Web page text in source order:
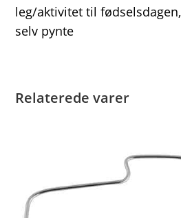
leg/aktivitet til
selv pynte
Relaterede varer